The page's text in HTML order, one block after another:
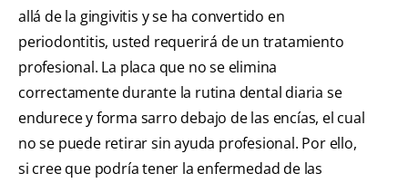
allá de la gingivitis y se ha convertido en
periodontitis, usted requerirá de un tratamiento
profesional. La placa que no se elimina
correctamente durante la rutina dental diaria se
endurece y forma sarro debajo de las encías, el cual
no se puede retirar sin ayuda profesional. Por ello,
si cree que podría tener la enfermedad de las